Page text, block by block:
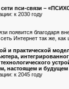
пси-связи –
к 2030 году
появится благодаря
Интернет так же,
и практической
настоящем и будущем
к 2045 году